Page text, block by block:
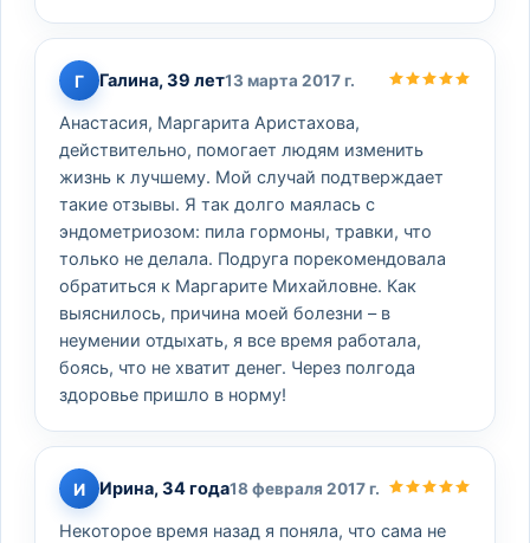
Г Галина, 39 лет13 марта 2017 г.
Анастасия, Маргарита Аристахова,
действительно, помогает людям изменить
жизнь к лучшему. Мой случай подтверждает
такие отзывы. Я так долго маялась с
эндометриозом: пила гормоны, травки, что
только не делала. Подруга порекомендовала
обратиться к Маргарите Михайловне. Как
выяснилось, причина моей болезни – в
неумении отдыхать, я все время работала,
боясь, что не хватит денег. Через полгода
здоровье пришло в норму!
И Ирина, 34 года18 февраля 2017 г.
Некоторое время назад я поняла, что сама не